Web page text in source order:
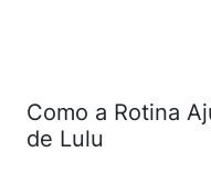
Como a Rotina
de Lulu